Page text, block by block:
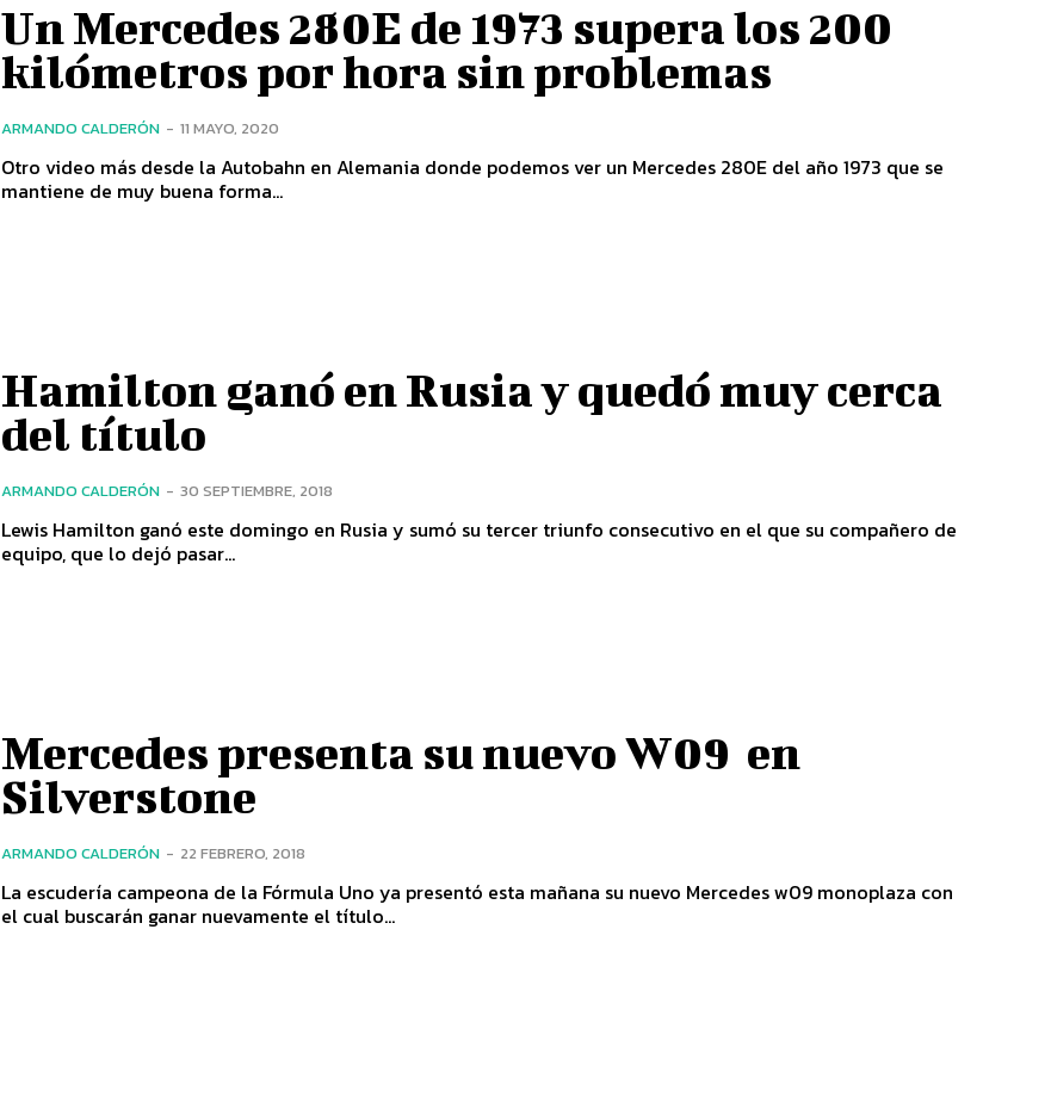
Un Mercedes 280E de 1973 supera los 200
kilómetros por hora sin problemas
ARMANDO CALDERÓN - 11 MAYO, 2020
Otro video más desde la Autobahn en Alemania donde podemos ver un Mercedes 280E del año 1973 que se
mantiene de muy buena forma...
Hamilton ganó en Rusia y quedó muy cerca
del título
ARMANDO CALDERÓN - 30 SEPTIEMBRE, 2018
Lewis Hamilton ganó este domingo en Rusia y sumó su tercer triunfo consecutivo en el que su compañero de
equipo, que lo dejó pasar...
Mercedes presenta su nuevo W09 en
Silverstone
ARMANDO CALDERÓN - 22 FEBRERO, 2018
La escudería campeona de la Fórmula Uno ya presentó esta mañana su nuevo Mercedes w09 monoplaza con
el cual buscarán ganar nuevamente el título...